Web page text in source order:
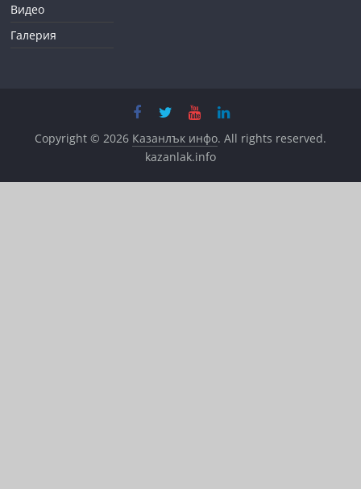
Видео
Галерия
Copyright © 2026 Казанлък инфо. All rights reserved.
kazanlak.info